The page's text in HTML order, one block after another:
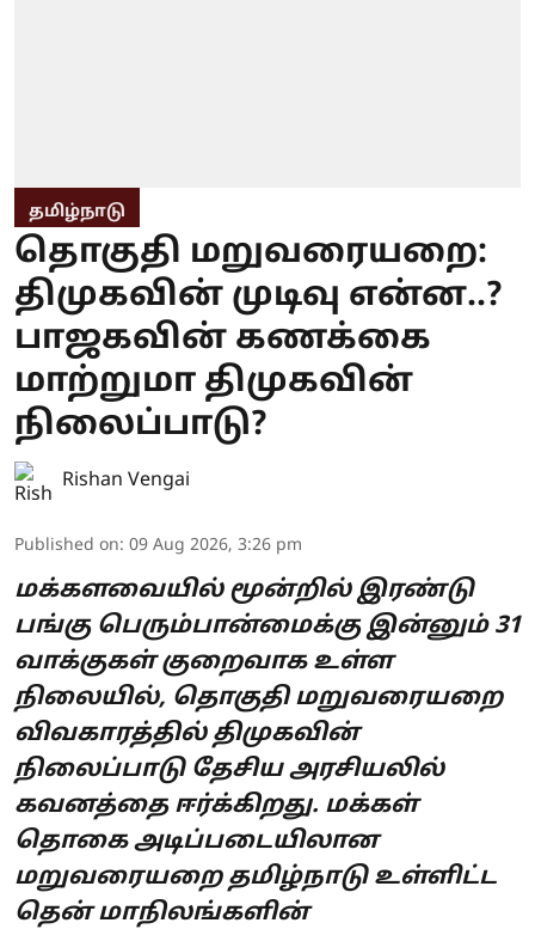
தமிழ்நாடு
தொகுதி மறுவரையறை:
திமுகவின் முடிவு என்ன..?
பாஜகவின் கணக்கை
மாற்றுமா திமுகவின்
நிலைப்பாடு?
Rishan Vengai
Published on: 09 Aug 2026, 3:26 pm
மக்களவையில் மூன்றில் இரண்டு
பங்கு பெரும்பான்மைக்கு இன்னும் 31
வாக்குகள் குறைவாக உள்ள
நிலையில், தொகுதி மறுவரையறை
விவகாரத்தில் திமுகவின்
நிலைப்பாடு தேசிய அரசியலில்
கவனத்தை ஈர்க்கிறது. மக்கள்
தொகை அடிப்படையிலான
மறுவரையறை தமிழ்நாடு உள்ளிட்ட
தென் மாநிலங்களின்